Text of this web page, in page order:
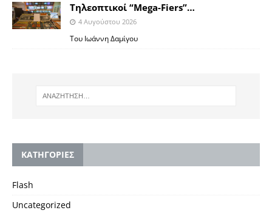
Tηλεοπτικοί “Mega-Fiers”…
4 Αυγούστου 2026
Toυ Ιωάννη Δαμίγου
KΑΤΗΓΟΡΙΕΣ
Flash
Uncategorized